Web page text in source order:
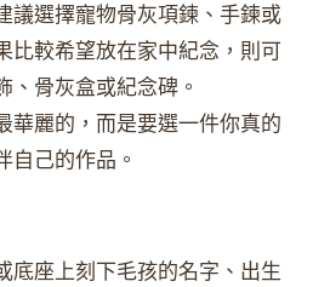
議選擇寵物骨灰項鍊、手鍊或
比較希望放在家中紀念，則可
、骨灰盒或紀念碑。
華麗的，而是要選一件你真的
自己的作品。
底座上刻下毛孩的名字、出生